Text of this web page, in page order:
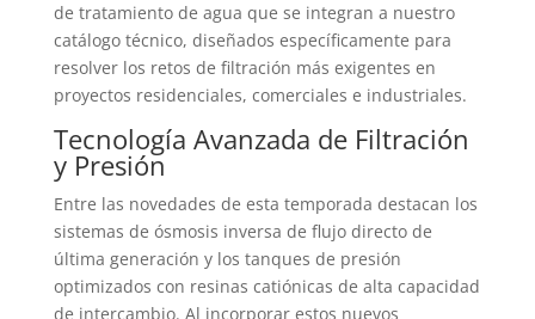
de tratamiento de agua que se integran a nuestro
catálogo técnico, diseñados específicamente para
resolver los retos de filtración más exigentes en
proyectos residenciales, comerciales e industriales.
Tecnología Avanzada de Filtración
y Presión
Entre las novedades de esta temporada destacan los
sistemas de ósmosis inversa de flujo directo de
última generación y los tanques de presión
optimizados con resinas catiónicas de alta capacidad
de intercambio. Al incorporar estos nuevos